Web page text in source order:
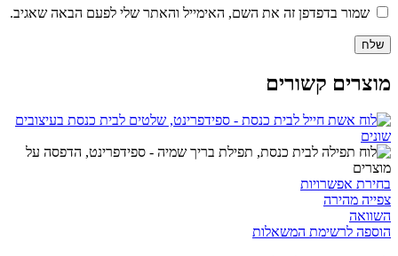
שמור בדפדפן זה את השם, האימייל והאתר שלי לפעם הבאה שאגיב.
מוצרים קשורים
בחירת אפשרויות
צפייה מהירה
השוואה
הוספה לרשימת המשאלות